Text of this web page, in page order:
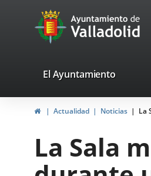
Portal
Web
Ayuntamiento
de
valladolid.es
El Ayuntamiento
HomeActualidad Noticias La
La Sala